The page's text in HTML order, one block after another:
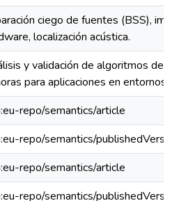
ciego de fuentes (BSS),
localización acústica.
y validación de algoritmos de
para aplicaciones en entornos
repo/semantics/article
repo/semantics/
repo/semantics/article
repo/semantics/